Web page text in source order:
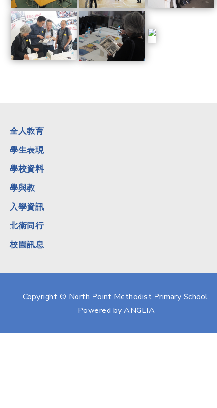
全人教育
學生表現
學校資料
學與教
入學資訊
北衞同行
校園訊息
Copyright © North Point Methodist Primary School.
Powered byANGLIA